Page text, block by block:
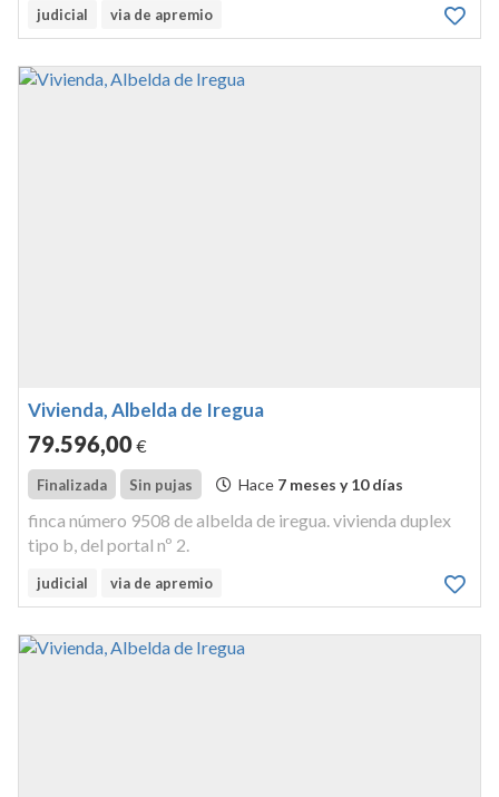
judicial via de apremio
Vivienda, Albelda de Iregua
79.596,00€
Finalizada Sin pujas Hace 7 meses y 10 días
finca número 9508 de albelda de iregua. vivienda duplex
tipo b, del portal nº 2.
judicial via de apremio